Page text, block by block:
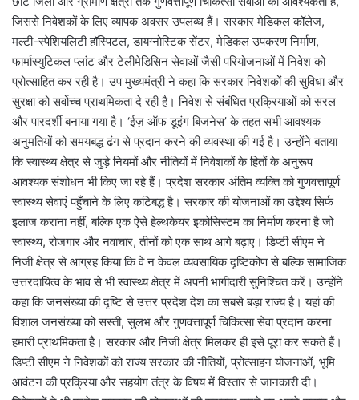
जिससे निवेशकों के लिए व्यापक अवसर उपलब्ध हैं। सरकार मेडिकल कॉलेज,
मल्टी-स्पेशियलिटी हॉस्पिटल, डायग्नोस्टिक सेंटर, मेडिकल उपकरण निर्माण,
फार्मास्युटिकल प्लांट और टेलीमेडिसिन सेवाओं जैसी परियोजनाओं में निवेश को
प्रोत्साहित कर रही है। उप मुख्यमंत्री ने कहा कि सरकार निवेशकों की सुविधा और
सुरक्षा को सर्वोच्च प्राथमिकता दे रही है। निवेश से संबंधित प्रक्रियाओं को सरल
और पारदर्शी बनाया गया है। ‘ईज़ ऑफ डूइंग बिजनेस’ के तहत सभी आवश्यक
अनुमतियों को समयबद्ध ढंग से प्रदान करने की व्यवस्था की गई है। उन्होंने बताया
कि स्वास्थ्य क्षेत्र से जुड़े नियमों और नीतियों में निवेशकों के हितों के अनुरूप
आवश्यक संशोधन भी किए जा रहे हैं। प्रदेश सरकार अंतिम व्यक्ति को गुणवत्तापूर्ण
स्वास्थ्य सेवाएं पहुँचाने के लिए कटिबद्ध है। सरकार की योजनाओं का उद्देश्य सिर्फ
इलाज कराना नहीं, बल्कि एक ऐसे हेल्थकेयर इकोसिस्टम का निर्माण करना है जो
स्वास्थ्य, रोजगार और नवाचार, तीनों को एक साथ आगे बढ़ाए। डिप्टी सीएम ने
निजी क्षेत्र से आग्रह किया कि वे न केवल व्यवसायिक दृष्टिकोण से बल्कि सामाजिक
उत्तरदायित्व के भाव से भी स्वास्थ्य क्षेत्र में अपनी भागीदारी सुनिश्चित करें। उन्होंने
कहा कि जनसंख्या की दृष्टि से उत्तर प्रदेश देश का सबसे बड़ा राज्य है। यहां की
विशाल जनसंख्या को सस्ती, सुलभ और गुणवत्तापूर्ण चिकित्सा सेवा प्रदान करना
हमारी प्राथमिकता है। सरकार और निजी क्षेत्र मिलकर ही इसे पूरा कर सकते हैं।
डिप्टी सीएम ने निवेशकों को राज्य सरकार की नीतियों, प्रोत्साहन योजनाओं, भूमि
आवंटन की प्रक्रिया और सहयोग तंत्र के विषय में विस्तार से जानकारी दी।